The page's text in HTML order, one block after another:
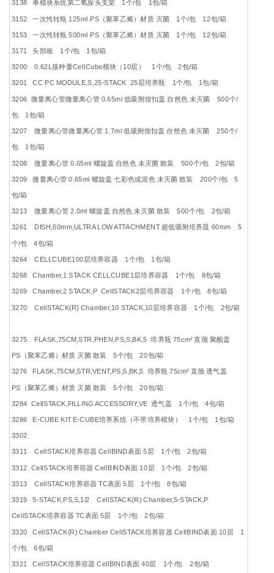
3138 单模块系统第二氧探头支架 1个/包 1包/箱
3152 一次性转瓶 125ml PS（聚苯乙烯）材质 灭菌 1个/包 12包/箱
3153 一次性转瓶 500ml PS（聚苯乙烯）材质 灭菌 1个/包 12包/箱
3171 头部板 1个/包 1包/箱
3200 0.62L接种量CellCube模块（10层） 1个/包 2包/箱
3201 CC PC MODULE,S,25-STACK 25层培养瓶 1个/包 1包/箱
3206 微量离心管微量离心管 0.65ml 低吸附按扣盖 自然色 未灭菌 500个/
包 1包/箱
3207 微量离心管微量离心管 1.7ml 低吸附按扣盖 自然色 未灭菌 250个/
包 1包/箱
3208 微量离心管 0.65ml 螺旋盖 自然色 未灭菌 散装 500个/包 2包/箱
3209 微量离心管 0.65ml 螺旋盖 七彩色或混色 未灭菌 散装 200个/包 5
包/箱
3213 微量离心管 2.0ml 螺旋盖 自然色 未灭菌 散装 500个/包 2包/箱
3261 DISH,60mm,ULTRA LOW ATTACHMENT 超低吸附培养皿 60mm 5
个/包 4包/箱
3264 CELLCUBE100层培养容器 1个/包 1包/箱
3268 Chamber,1 STACK CELLCUBE1层培养容器 1个/包 8包/箱
3269 Chamber,2 STACK,P CellSTACK2层培养容器 1个/包 8包/箱
3270 CellSTACK(R) Chamber,10 STACK,10层培养容器 1个/包 2包/箱
3275 FLASK,75CM,STR,PHEN,PS,S,BK,5 培养瓶 75cm² 直颈 聚酯盖
PS（聚苯乙烯）材质 灭菌 散装 5个/包 20包/箱
3276 FLASK,75CM,STR,VENT,PS,S,BK,5 培养瓶 75cm² 直颈 透气盖
PS（聚苯乙烯）材质 灭菌 散装 5个/包 20包/箱
3284 CellSTACK,FILLING ACCESSORY,VE 透气盖 1个/包 4包/箱
3286 E-CUBE KIT E-CUBE培养系统（不带培养模块） 1个/包 1包/箱
3302
3311 CellSTACK培养容器 CellBIND表面 5层 1个/包 2包/箱
3312 CellSTACK培养容器 CellBIND表面 10层 1个/包 2包/箱
3313 CellSTACK培养容器 TC表面 5层 1个/包 8包/箱
3319 5-STACK,PS,S,1/2 CellSTACK(R) Chamber,5-STACK,P
CellSTACK培养容器 TC表面 5层 1个/包 2包/箱
3320 CellSTACK(R) Chamber CellSTACK培养容器 CellBIND表面 10层 1
个/包 6包/箱
3321 CellSTACK培养容器 CellBIND表面 40层 1个/包 2包/箱